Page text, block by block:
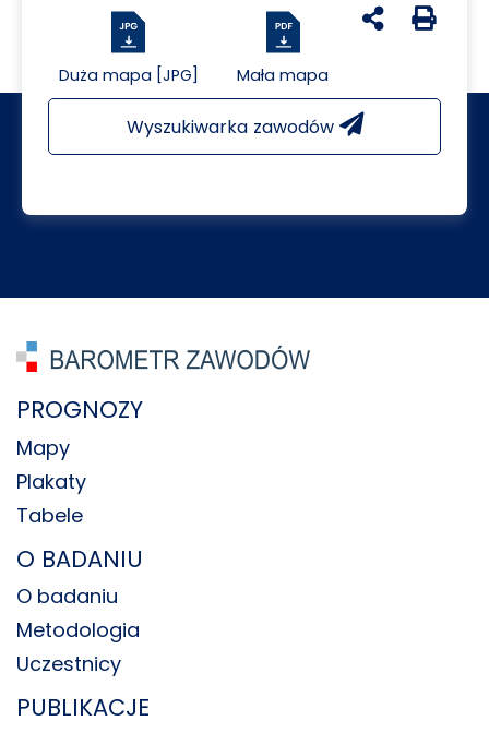
Duża mapa [JPG] Mała mapa
udostępnij na
Generuj
Wyszukiwarka zawodów
PROGNOZY
Mapy
Plakaty
Tabele
O BADANIU
O badaniu
Metodologia
Uczestnicy
PUBLIKACJE